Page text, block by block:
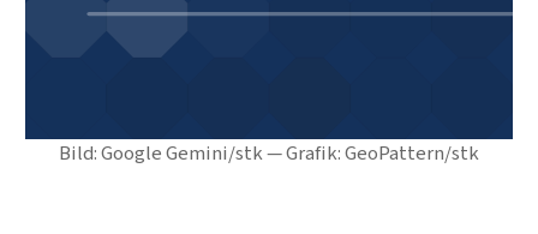
Bild: Google Gemini/stk — Grafik: GeoPattern/stk